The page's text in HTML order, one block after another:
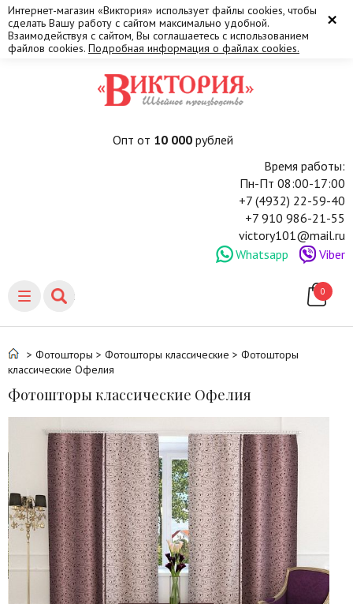
×
Интернет-магазин «Виктория» использует файлы cookies, чтобы
сделать Вашу работу с сайтом максимально удобной.
Взаимодействуя с сайтом, Вы соглашаетесь с использованием
файлов cookies. Подробная информация о файлах cookies.
Опт от 10 000рублей
Время работы:
Пн-Пт 08:00-17:00
+7 (4932) 22-59-40
+7 910 986-21-55
victory101@mail.ru
Whatsapp
Viber
0
> Фотошторы > Фотошторы классические > Фотошторы
классические Офелия
Фотошторы классические Офелия